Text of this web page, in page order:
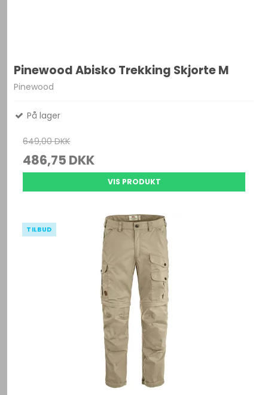
Pinewood Abisko Trekking Skjorte M
Pinewood
På lager
649,00 DKK
486,75 DKK
VIS PRODUKT
TILBUD